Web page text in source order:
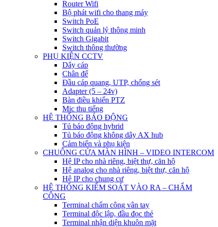
Router Wifi
Bộ phát wifi cho thang máy
Switch PoE
Switch quản lý thông minh
Switch Gigabit
Switch thông thường
PHỤ KIỆN CCTV
Dây cáp
Chân đế
Đầu cáp quang, UTP, chống sét
Adapter (5 – 24v)
Bàn điều khiển PTZ
Mic thu tiếng
HỆ THỐNG BÁO ĐỘNG
Tủ báo động hybrid
Tủ báo động không dây AX hub
Cảm biến và phụ kiện
CHUÔNG CỬA MÀN HÌNH – VIDEO INTERCOM
Hệ IP cho nhà riêng, biệt thự, căn hộ
Hệ analog cho nhà riêng, biệt thự, căn hộ
Hệ IP cho chung cư
HỆ THỐNG KIỂM SOÁT VÀO RA – CHẤM
CÔNG
Terminal chấm công vân tay
Terminal độc lập, đầu đọc thẻ
Terminal nhận diện khuôn mặt